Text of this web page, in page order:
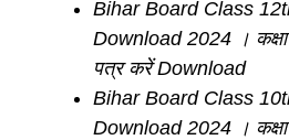
Bihar Board Class
Download 2024 । कक्षा
पत्र करें Download
Bihar Board Class
Download 2024 । कक्षा